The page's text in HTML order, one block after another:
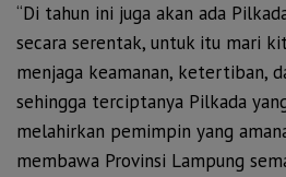
“Di tahun ini juga akan ada
secara serentak, untuk itu mari
menjaga keamanan, ketertiban,
sehingga terciptanya Pilkada
melahirkan pemimpin yang
membawa Provinsi Lampung